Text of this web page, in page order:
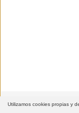
Utilizamos cookies propias y